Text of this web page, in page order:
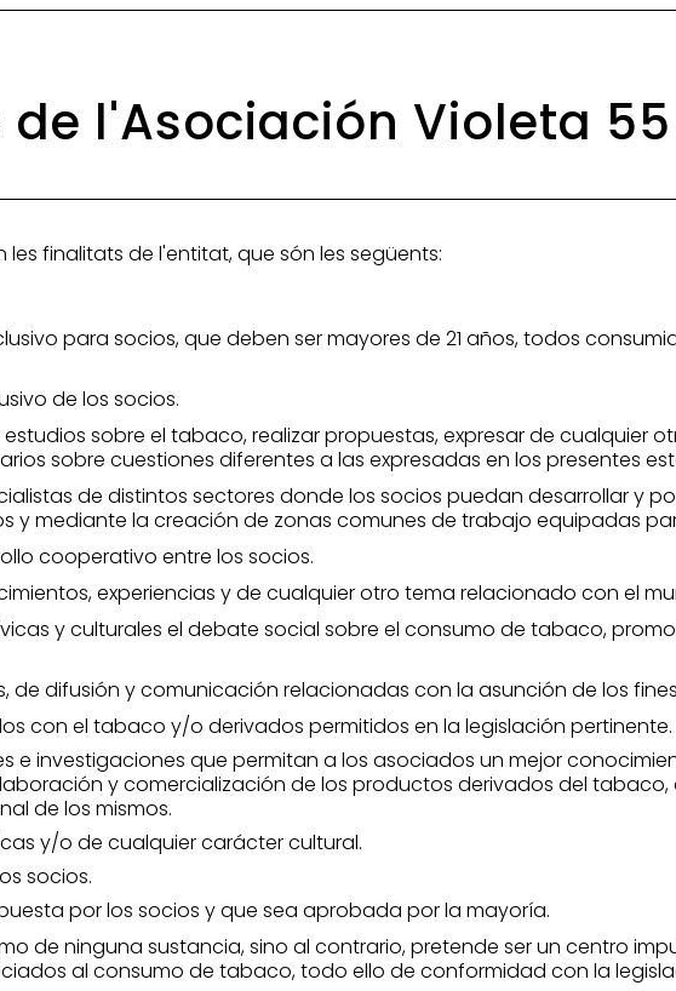
l'Asociación Violeta 55
finalitats de l'entitat, que són les següents:
para socios, que deben ser mayores de 21 años, todos
de los socios.
sobre el tabaco, realizar propuestas, expresar de cualquier
sobre cuestiones diferentes a las expresadas en los presentes
de distintos sectores donde los socios puedan desarrollar y
y mediante la creación de zonas comunes de trabajo equipadas
cooperativo entre los socios.
experiencias y de cualquier otro tema relacionado con el
y culturales el debate social sobre el consumo de tabaco,
difusión y comunicación relacionadas con la asunción de los
con el tabaco y/o derivados permitidos en la legislación pertinente.
e investigaciones que permitan a los asociados un mejor
y comercialización de los productos derivados del
de los mismos.
y/o de cualquier carácter cultural.
socios.
por los socios y que sea aprobada por la mayoría.
de ninguna sustancia, sino al contrario, pretende ser un centro
al consumo de tabaco, todo ello de conformidad con la